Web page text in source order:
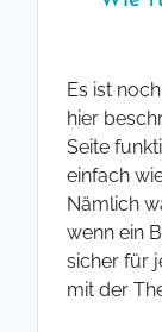
Es ist
hier
Seite
einfach
Nämlich
wenn ein
sicher für
mit der